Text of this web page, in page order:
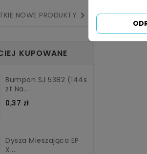
NOWE PRODUKTY 
KUPOWANE
Bumpon SJ 5382 (144s
Zt Na...
0,37 zł
Dysza Mieszająca EP
X...